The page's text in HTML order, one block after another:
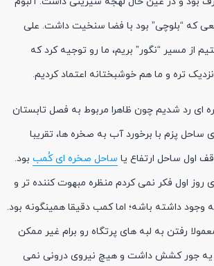
که “بلوچی” بود با فضا سنخیت داشت. علی
از مسیر “نگور” بریم، ما رو توجیه کرد که
تره و ما هم خوشبختانه اعتماد کردیم.
ای رد شدیم چون ظاهرا مربوط به فصل تابستان
ساحل پزم با برخورد آب به صخره ها، تقریبا
اول ساحل ارتفاع یا ساحل صخره ای کُمب بود.
روز اول فکر نمی کردم منظره مبهوت کننده تر و
وجود داشته باشه؛ اما کمب دقیقا همینگونه بود.
رفتن به لبه های پرتگاه رو برام غیر ممکن
یه جور کشش داشت و هیچ نیروی درونی نمی